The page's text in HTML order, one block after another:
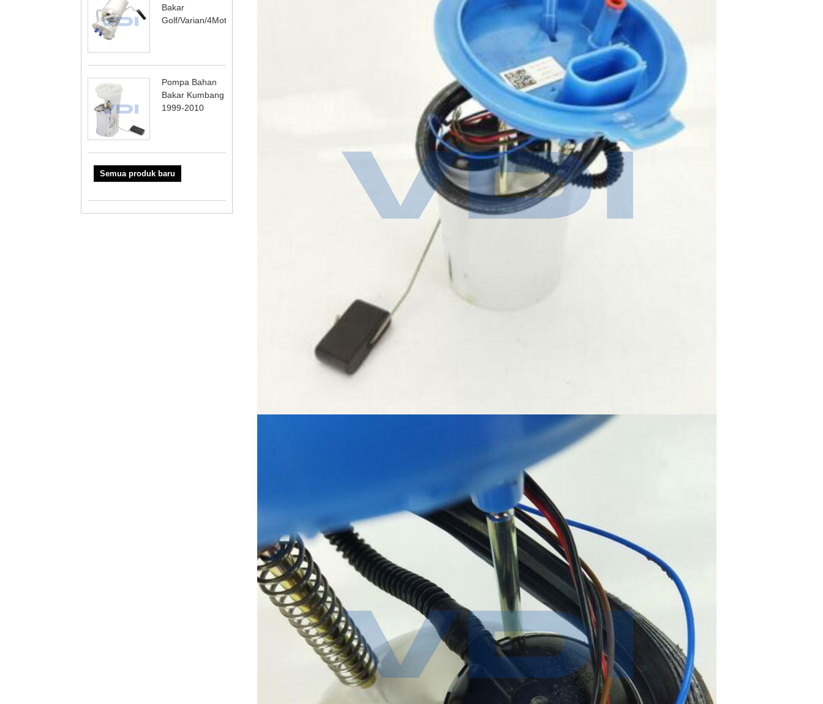
Bakar
Golf/Varian/4Motion
Pompa Bahan
Bakar Kumbang
1999-2010
Semua produk baru